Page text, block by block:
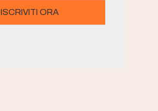
ISCRIVITI ORA